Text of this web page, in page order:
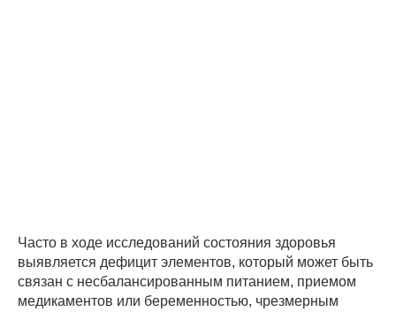
Часто в ходе исследований состояния здоровья
выявляется дефицит элементов, который может быть
связан с несбалансированным питанием, приемом
медикаментов или беременностью, чрезмерным